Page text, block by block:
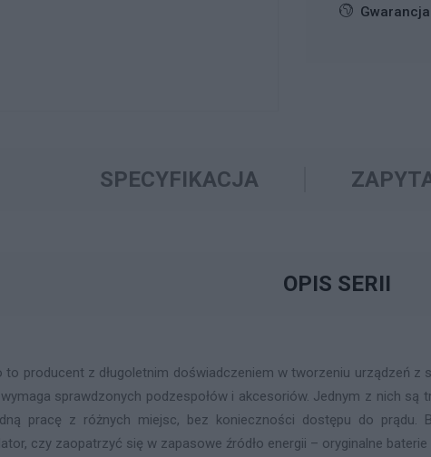
SPECYFIKACJA
OPIS SERII
to producent z długoletnim doświadczeniem w tworzeniu urządzeń z
sprawdzonych podzespołów i akcesoriów. Jednym z nich są
pracę z różnych miejsc, bez konieczności dostępu do prądu.
czy zaopatrzyć się w zapasowe źródło energii – oryginalne